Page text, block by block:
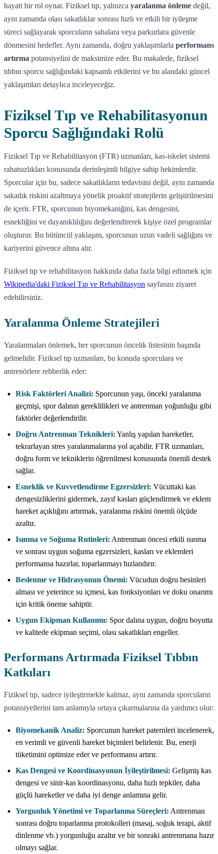
hayati bir rol oynar. Fiziksel tıp, yalnızca yaralanma önleme değil,
aynı zamanda olası sakatlıklar sonrası hızlı ve etkili bir iyileşme
süreci sağlayarak sporcuların sahalara veya parkurlara güvenle
dönmesini hedefler. Aynı zamanda, doğru yaklaşımlarla performans
artırma potansiyelini de maksimize eder. Bu makalede, fiziksel
tıbbın sporcu sağlığındaki kapsamlı etkilerini ve bu alandaki güncel
yaklaşımları detaylıca inceleyeceğiz.
Fiziksel Tıp ve Rehabilitasyonun
Sporcu Sağlığındaki Rolü
Fiziksel Tıp ve Rehabilitasyon (FTR) uzmanları, kas-iskelet sistemi
rahatsızlıkları konusunda derinleşimli bilgiye sahip hekimlerdir.
Sporcular için bu, sadece sakatlıkların tedavisini değil, aynı zamanda
sakatlık riskini azaltmaya yönelik proaktif stratejilerin geliştirilmesini
de içerir. FTR, sporcunun biyomekaniğini, kas dengesini,
esnekliğini ve dayanıklılığını değerlendirerek kişiye özel programlar
oluşturur. Bu bütüncül yaklaşım, sporcunun uzun vadeli sağlığını ve
kariyerini güvence altına alır.
Fiziksel tıp ve rehabilitasyon hakkında daha fazla bilgi edinmek için
Wikipedia'daki Fiziksel Tıp ve Rehabilitasyon sayfasını ziyaret
edebilirsiniz.
Yaralanma Önleme Stratejileri
Yaralanmaları önlemek, her sporcunun öncelik listesinin başında
gelmelidir. Fiziksel tıp uzmanları, bu konuda sporculara ve
antrenörlere rehberlik eder:
Risk Faktörleri Analizi: Sporcunun yaşı, önceki yaralanma
geçmişi, spor dalının gereklilikleri ve antrenman yoğunluğu gibi
faktörler değerlendirilir.
Doğru Antrenman Teknikleri: Yanlış yapılan hareketler,
tekrarlayan stres yaralanmalarına yol açabilir. FTR uzmanları,
doğru form ve tekniklerin öğrenilmesi konusunda önemli destek
sağlar.
Esneklik ve Kuvvetlendirme Egzersizleri: Vücuttaki kas
dengesizliklerini gidermek, zayıf kasları güçlendirmek ve eklem
hareket açıklığını artırmak, yaralanma riskini önemli ölçüde
azaltır.
Isınma ve Soğuma Rutinleri: Antrenman öncesi etkili ısınma
ve sonrası uygun soğuma egzersizleri, kasları ve eklemleri
performansa hazırlar, toparlanmayı hızlandırır.
Beslenme ve Hidrasyonun Önemi: Vücudun doğru besinleri
alması ve yeterince su içmesi, kas fonksiyonları ve doku onarımı
için kritik öneme sahiptir.
Uygun Ekipman Kullanımı: Spor dalına uygun, doğru boyutta
ve kalitede ekipman seçimi, olası sakatlıkları engeller.
Performans Artırmada Fiziksel Tıbbın
Katkıları
Fiziksel tıp, sadece iyileştirmekle kalmaz, aynı zamanda sporcuların
potansiyellerini tam anlamıyla ortaya çıkarmalarına da yardımcı olur:
Biyomekanik Analiz: Sporcunun hareket paternleri incelenerek,
en verimli ve güvenli hareket biçimleri belirlenir. Bu, enerji
tüketimini optimize eder ve performansı artırır.
Kas Dengesi ve Koordinasyonun İyileştirilmesi: Gelişmiş kas
dengesi ve sinir-kas koordinasyonu, daha hızlı tepkiler, daha
güçlü hareketler ve daha iyi denge anlamına gelir.
Yorgunluk Yönetimi ve Toparlanma Süreçleri: Antrenman
sonrası doğru toparlanma protokolleri (masaj, soğuk terapi, aktif
dinlenme vb.) yorgunluğu azaltır ve bir sonraki antrenmana hazır
olmayı sağlar.